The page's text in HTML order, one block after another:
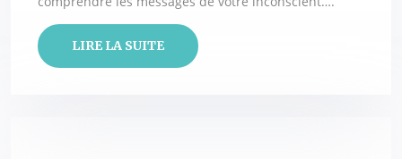
LIRE LA SUITE